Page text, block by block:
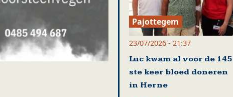
Pajottegem
23/07/2026 - 21:37
Luc kwam al voor de 145
ste keer bloed doneren
in Herne